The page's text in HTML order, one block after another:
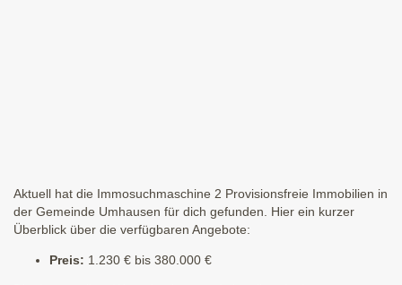
Aktuell hat die Immosuchmaschine 2 Provisionsfreie Immobilien in
der Gemeinde Umhausen für dich gefunden. Hier ein kurzer
Überblick über die verfügbaren Angebote:
Preis: 1.230 € bis 380.000 €